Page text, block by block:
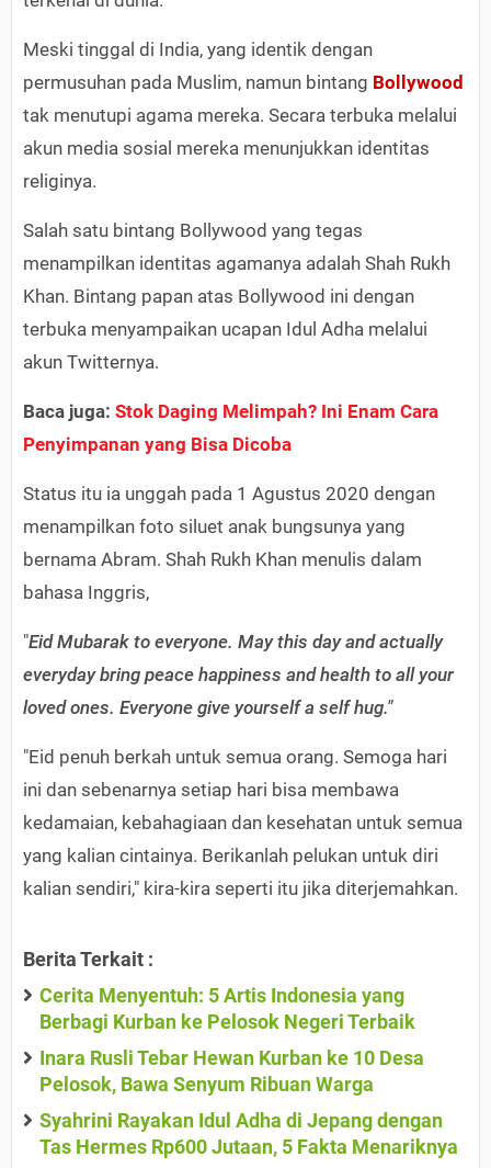
Meski tinggal di India, yang identik dengan
permusuhan pada Muslim, namun bintang Bollywood
tak menutupi agama mereka. Secara terbuka melalui
akun media sosial mereka menunjukkan identitas
religinya.
Salah satu bintang Bollywood yang tegas
menampilkan identitas agamanya adalah Shah Rukh
Khan. Bintang papan atas Bollywood ini dengan
terbuka menyampaikan ucapan Idul Adha melalui
akun Twitternya.
Baca juga: Stok Daging Melimpah? Ini Enam Cara
Penyimpanan yang Bisa Dicoba
Status itu ia unggah pada 1 Agustus 2020 dengan
menampilkan foto siluet anak bungsunya yang
bernama Abram. Shah Rukh Khan menulis dalam
bahasa Inggris,
"Eid Mubarak to everyone. May this day and actually
everyday bring peace happiness and health to all your
loved ones. Everyone give yourself a self hug."
"Eid penuh berkah untuk semua orang. Semoga hari
ini dan sebenarnya setiap hari bisa membawa
kedamaian, kebahagiaan dan kesehatan untuk semua
yang kalian cintainya. Berikanlah pelukan untuk diri
kalian sendiri," kira-kira seperti itu jika diterjemahkan.
Berita Terkait :
Cerita Menyentuh: 5 Artis Indonesia yang
Berbagi Kurban ke Pelosok Negeri Terbaik
Inara Rusli Tebar Hewan Kurban ke 10 Desa
Pelosok, Bawa Senyum Ribuan Warga
Syahrini Rayakan Idul Adha di Jepang dengan
Tas Hermes Rp600 Jutaan, 5 Fakta Menariknya